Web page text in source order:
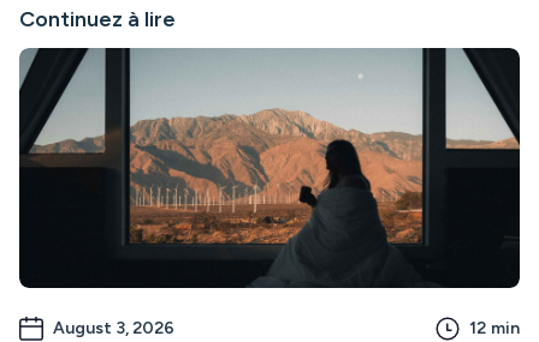
Continuez à lire
August 3, 2026 12 min